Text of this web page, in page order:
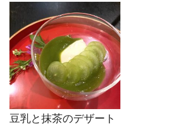
豆乳と抹茶のデザート